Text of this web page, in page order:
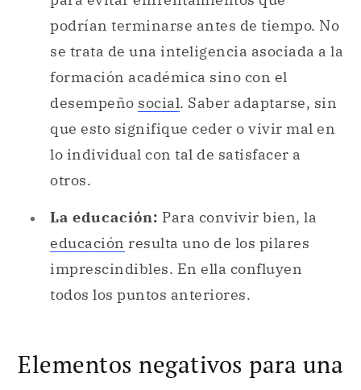
podrían terminarse antes de tiempo. No
se trata de una inteligencia asociada a la
formación académica sino con el
desempeño social. Saber adaptarse, sin
que esto signifique ceder o vivir mal en
lo individual con tal de satisfacer a
otros.
La educación: Para convivir bien, la
educación resulta uno de los pilares
imprescindibles. En ella confluyen
todos los puntos anteriores.
Elementos negativos para una